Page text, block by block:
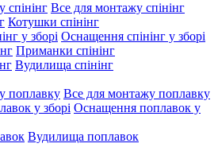
Все для монтажу спінінг
Котушки спінінг
Оснащення спінінг у зборі
Приманки спінінг
Вудилища спінінг
Все для монтажу поплавку
Оснащення поплавок у
Вудилища поплавок